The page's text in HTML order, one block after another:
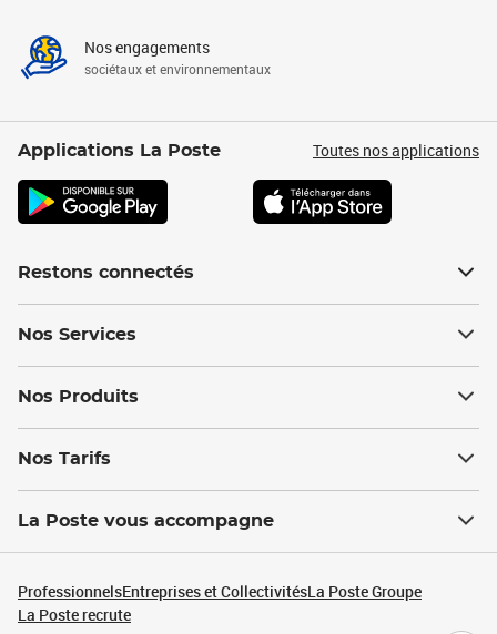
Nos engagements
sociétaux et environnementaux
Applications La Poste Toutes nos applications
Restons connectés
Nos Services
Nos Produits
Nos Tarifs
La Poste vous accompagne
ProfessionnelsEntreprises et CollectivitésLa Poste Groupe
La Poste recrute